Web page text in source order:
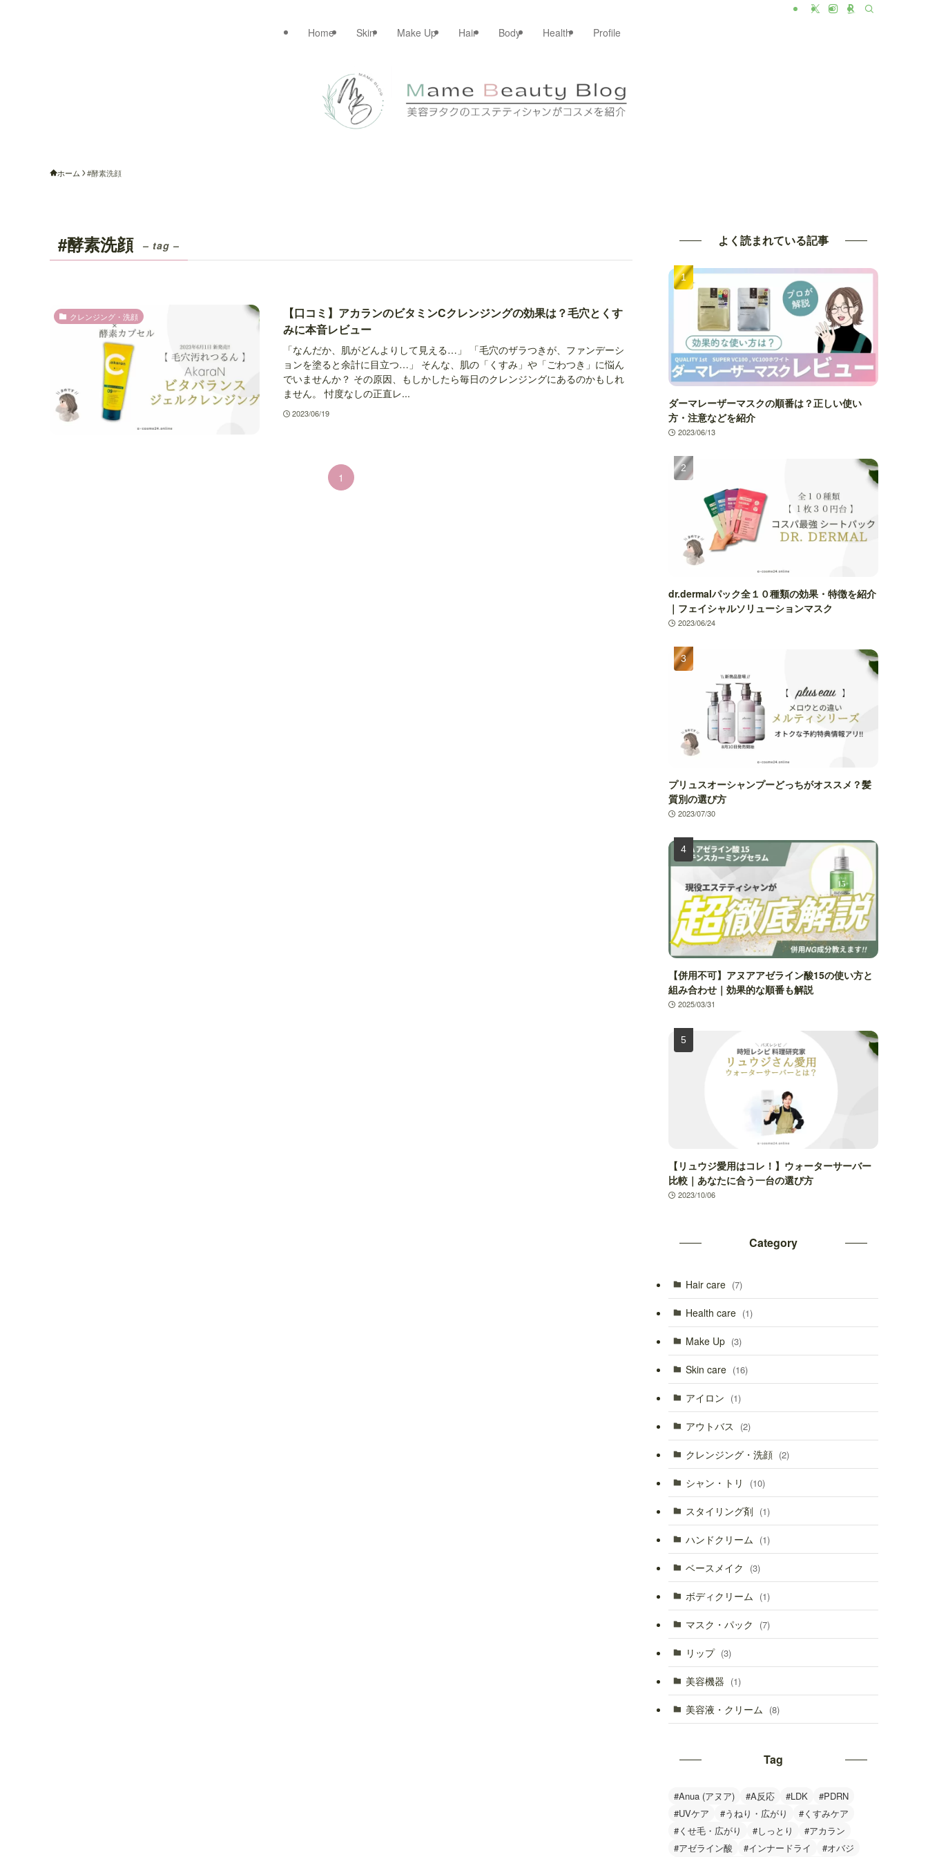
Home Skin Make Up Hair Body Health Profile
ホーム #酵素洗顔
#酵素洗顔 – tag –
クレンジング・洗顔
【口コミ】アカランのビタミンCクレンジングの効果は？毛穴とくす
みに本音レビュー
「なんだか、肌がどんよりして見える…」 「毛穴のザラつきが、ファンデーシ
ョンを塗ると余計に目立つ…」 そんな、肌の「くすみ」や「ごわつき」に悩ん
でいませんか？ その原因、もしかしたら毎日のクレンジングにあるのかもしれ
ません。 忖度なしの正直レ...
2023/06/19
1
よく読まれている記事
ダーマレーザーマスクの順番は？正しい使い
方・注意などを紹介
2023/06/13
dr.dermalパック全１０種類の効果・特徴を紹介
｜フェイシャルソリューションマスク
2023/06/24
プリュスオーシャンプーどっちがオススメ？髪
質別の選び方
2023/07/30
【併用不可】アヌアアゼライン酸15の使い方と
組み合わせ｜効果的な順番も解説
2025/03/31
【リュウジ愛用はコレ！】ウォーターサーバー
比較｜あなたに合う一台の選び方
2023/10/06
Category
Hair care (7)
Health care (1)
Make Up (3)
Skin care (16)
アイロン (1)
アウトバス (2)
クレンジング・洗顔 (2)
シャン・トリ (10)
スタイリング剤 (1)
ハンドクリーム (1)
ベースメイク (3)
ボディクリーム (1)
マスク・パック (7)
リップ (3)
美容機器 (1)
美容液・クリーム (8)
Tag
#Anua (アヌア) #A反応 #LDK
#PDRN
#UVケア
#うねり・広がり
#くすみケア
#くせ毛・広がり
#しっとり
#アカラン
#アゼライン酸
#インナードライ #オバジ